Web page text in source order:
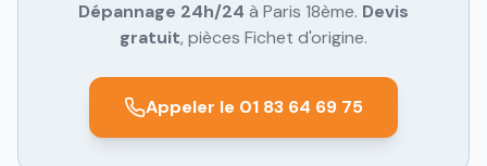
Dépannage 24h/24 à Paris 18ème. Devis
gratuit, pièces Fichet d'origine.
Appeler le 01 83 64 69 75